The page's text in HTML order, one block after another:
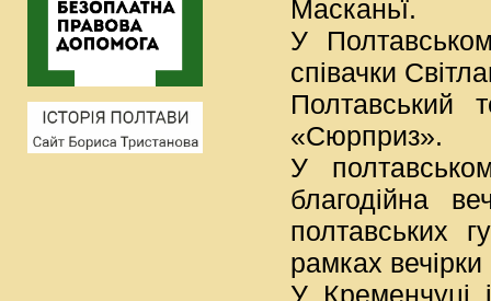
Масканьї.
У
співачки
Полтавський
«Сюрприз».
У
благодійна
полтавських
рамках
У Кременчуці